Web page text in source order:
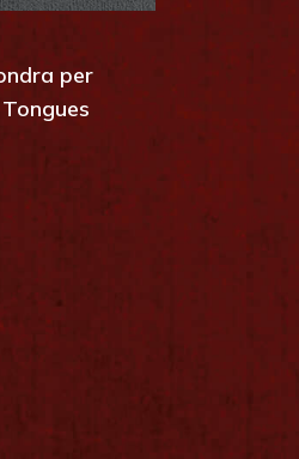
per